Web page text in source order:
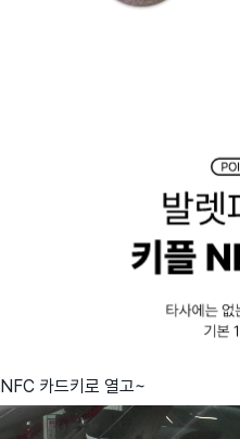
NFC 카드키로 열고~